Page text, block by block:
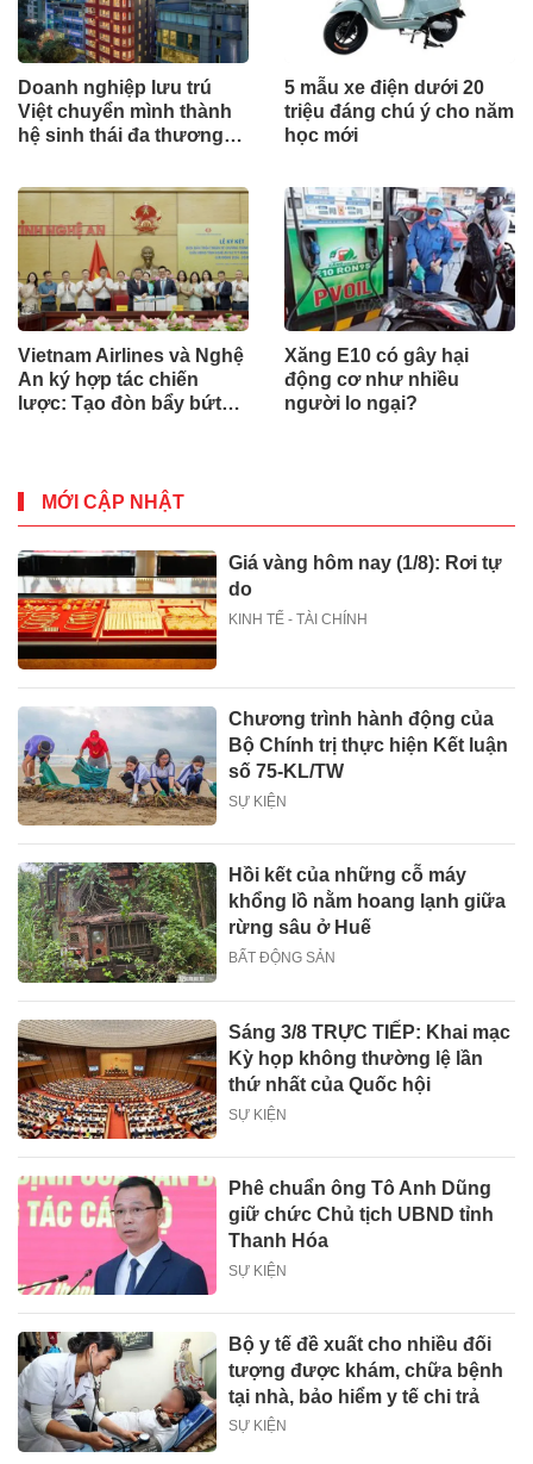
Doanh nghiệp lưu trú
Việt chuyển mình thành
hệ sinh thái đa thương
5 mẫu xe điện dưới 20
triệu đáng chú ý cho năm
học mới
Vietnam Airlines và Nghệ
An ký hợp tác chiến
lược: Tạo đòn bẩy bứt
Xăng E10 có gây hại
động cơ như nhiều
người lo ngại?
MỚI CẬP NHẬT
Giá vàng hôm nay (1/8): Rơi tự
do
KINH TẾ - TÀI CHÍNH
Chương trình hành động của
Bộ Chính trị thực hiện Kết luận
số 75-KL/TW
SỰ KIỆN
Hồi kết của những cỗ máy
khổng lồ nằm hoang lạnh giữa
rừng sâu ở Huế
BẤT ĐỘNG SẢN
Sáng 3/8 TRỰC TIẾP: Khai mạc
Kỳ họp không thường lệ lần
thứ nhất của Quốc hội
SỰ KIỆN
Phê chuẩn ông Tô Anh Dũng
giữ chức Chủ tịch UBND tỉnh
Thanh Hóa
SỰ KIỆN
Bộ y tế đề xuất cho nhiều đối
tượng được khám, chữa bệnh
tại nhà, bảo hiểm y tế chi trả
SỰ KIỆN